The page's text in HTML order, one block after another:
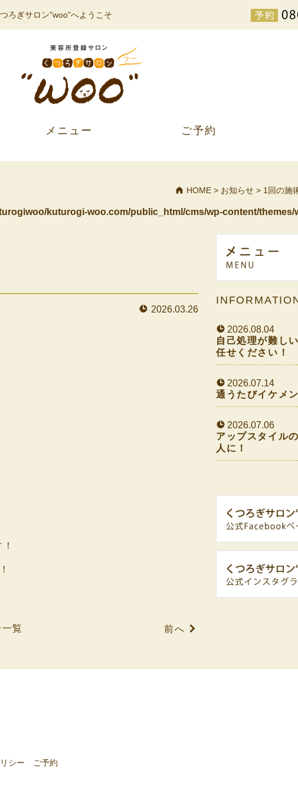
ろぎサロン"woo"へようこそ
メニュー ご予約
HOME > お知らせ > 1回の施
kuturogi-woo.com/public_html/cms/wp-content/themes/
2026.03.26
覧 前へ
2026.08.04
自己処理が難し
任せください！
2026.07.14
通うたびイケメン
2026.07.06
アップスタイル
人に！
シー ご予約